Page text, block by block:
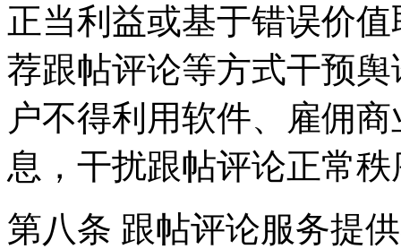
正当利益或基于错误价
荐跟帖评论等方式干预
户不得利用软件、雇佣
息，干扰跟帖评论正常
第八条 跟帖评论服务提